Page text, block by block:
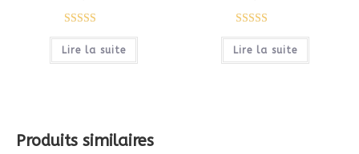
Note5.00
sur 5
Lire la suite
Note5.00
sur 5
Lire la suite
Produits similaires